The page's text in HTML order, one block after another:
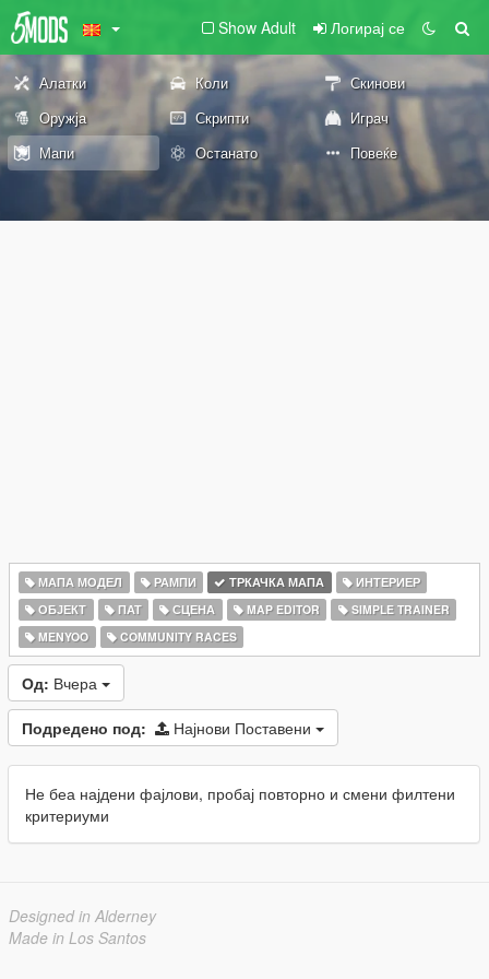
Show Adult Логирај се
Алатки Коли
Скинови
Оружја
Скрипти
Играч
Мапи
Останато Повеќе
МАПА МОДЕЛ РАМПИ ТРКАЧКА МАПА
ИНТЕРИЕР
ОБЈЕКТ
ПАТ СЦЕНА MAP EDITOR
SIMPLE TRAINER
MENYOO
COMMUNITY RACES
Од: Вчера
Подредено под: Најнови Поставени
Не беа најдени фајлови, пробај повторно и смени филтени
критериуми
Designed in Alderney
Made in Los Santos